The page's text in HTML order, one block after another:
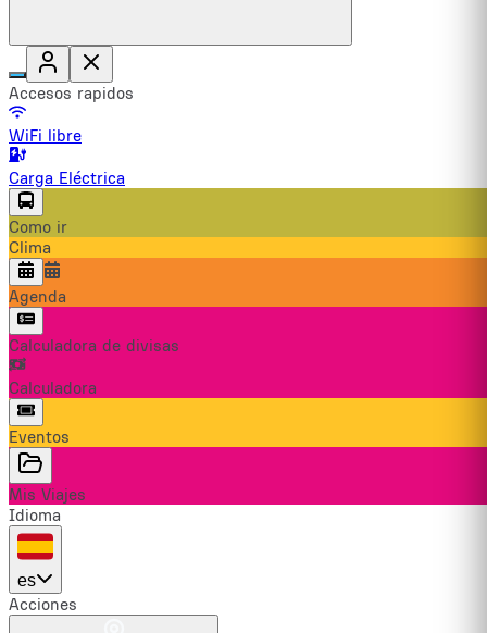
Accesos rapidos
WiFi libre
Carga Eléctrica
Como ir
Clima
Agenda
Calculadora de divisas
Calculadora
Eventos
Mis Viajes
Idioma
es
Acciones